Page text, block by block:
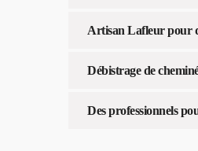
Artisan Lafleur pour
Débistrage de
Des professionnels